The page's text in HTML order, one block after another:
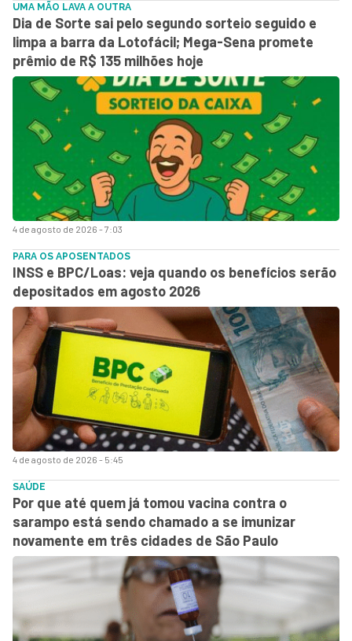
4 de agosto de 2026 - 7:03
UMA MÃO LAVA A OUTRA
Dia de Sorte sai pelo segundo sorteio seguido e
limpa a barra da Lotofácil; Mega-Sena promete
prêmio de R$ 135 milhões hoje
4 de agosto de 2026 - 5:45
PARA OS APOSENTADOS
INSS e BPC/Loas: veja quando os benefícios serão
depositados em agosto 2026
SAÚDE
Por que até quem já tomou vacina contra o
sarampo está sendo chamado a se imunizar
novamente em três cidades de São Paulo